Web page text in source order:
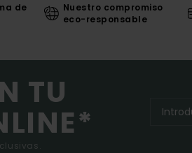
de
Nuestro compromiso
eco-responsable
TU